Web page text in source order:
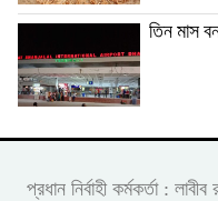
তিন মাস
প্রধান নির্বাহী কর্মকর্তা :